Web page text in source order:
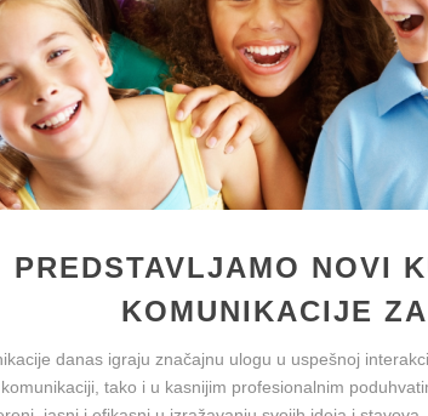
PREDSTAVLJAMO NOVI
KOMUNIKACIJE
danas igraju značajnu ulogu u uspešnoj
tako i u kasnijim profesionalnim